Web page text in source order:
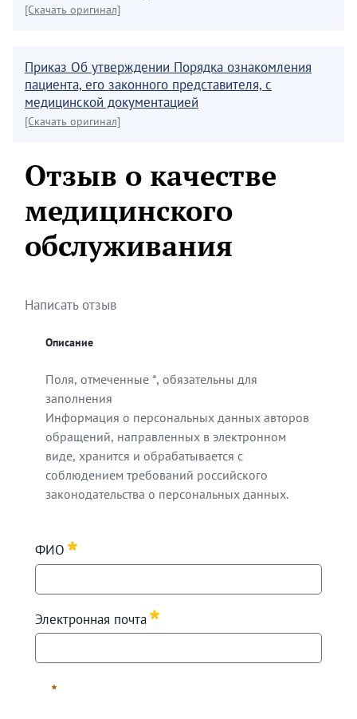
[Скачать оригинал]
Приказ Об утверждении Порядка ознакомления
пациента, его законного представителя, с
медицинской документацией
[Скачать оригинал]
Отзыв о качестве
медицинского
обслуживания
Написать отзыв
Описание
Поля, отмеченные *, обязательны для
заполнения
Информация о персональных данных авторов
обращений, направленных в электронном
виде, хранится и обрабатывается с
соблюдением требований российского
законодательства о персональных данных.
Информация о персональных данных авторов
ФИО
Электронная почта